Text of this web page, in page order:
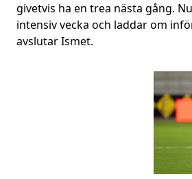
givetvis ha en trea nästa gång.
intensiv vecka och laddar om
avslutar Ismet.